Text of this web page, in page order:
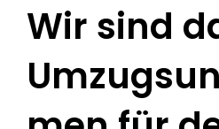
Wir sind